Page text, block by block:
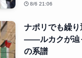
8/6 21:06
ナポリでも繰
――ルカクが辿
の系譜